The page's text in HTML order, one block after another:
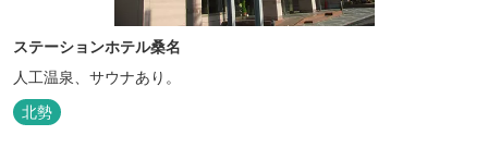
ステーションホテル桑名
人工温泉、サウナあり。
北勢